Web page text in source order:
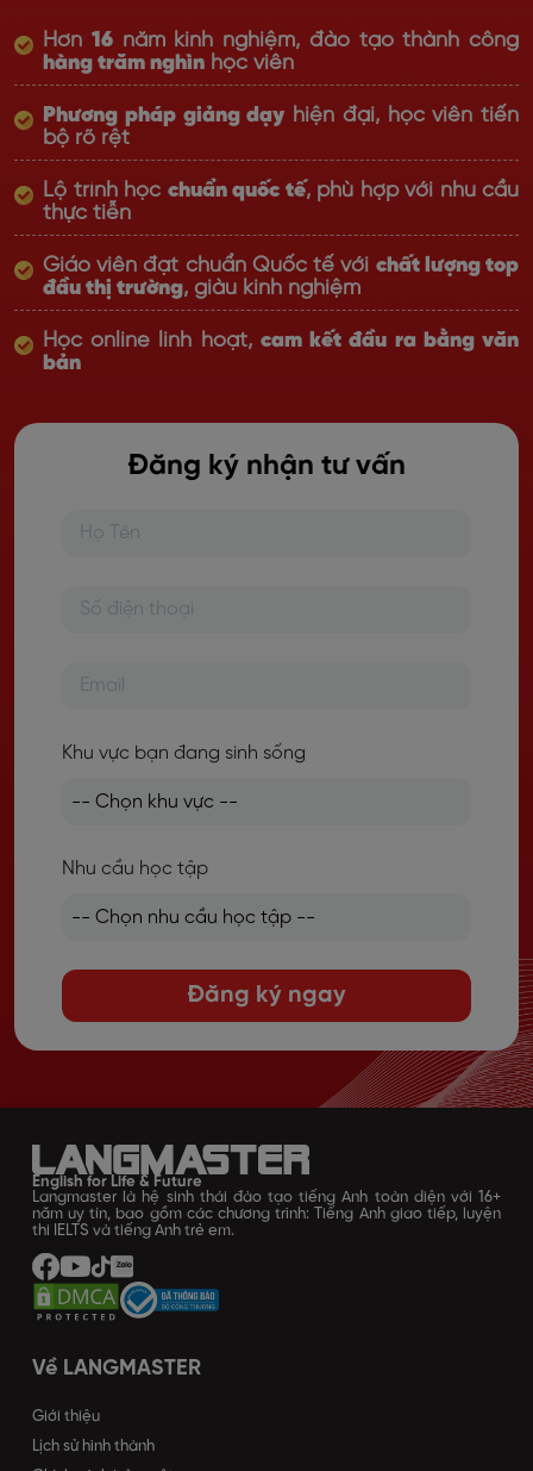
Hơn 16năm kinh nghiệm, đào tạo thành công
hàng trăm nghìn học viên
Phương pháp giảng dạy hiện đại, học viên tiến
bộ rõ rệt
Lộ trình học chuẩn quốc tế, phù hợp với nhu cầu
thực tiễn
Giáo viên đạt chuẩn Quốc tế với chất lượng top
đầu thị trường, giàu kinh nghiệm
Học online linh hoạt, cam kết đầu ra bằng văn
bản
Đăng ký nhận tư vấn
Khu vực bạn đang sinh sống
Nhu cầu học tập
Đăng ký ngay
English for Life & Future
Langmaster là hệ sinh thái đào tạo tiếng Anh toàn diện với 16+
năm uy tín, bao gồm các chương trình: Tiếng Anh giao tiếp, luyện
thi IELTS và tiếng Anh trẻ em.
Về LANGMASTER
Giới thiệu
Lịch sử hình thành